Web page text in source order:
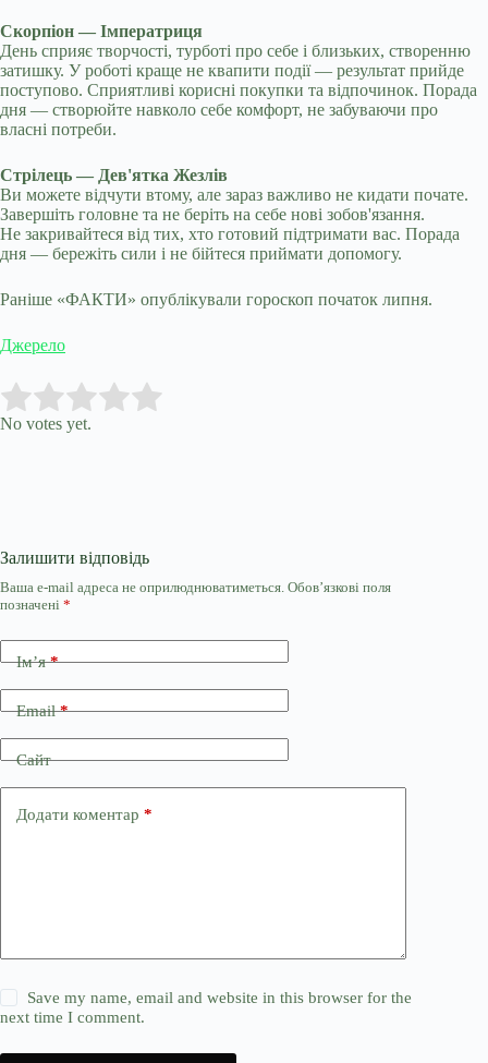
Скорпіон — Імператриця
День сприяє творчості, турботі про себе і близьких, створенню
затишку. У роботі краще не квапити події — результат прийде
поступово. Сприятливі корисні покупки та відпочинок. Порада
дня — створюйте навколо себе комфорт, не забуваючи про
власні потреби.
Стрілець — Дев'ятка Жезлів
Ви можете відчути втому, але зараз важливо не кидати почате.
Завершіть головне та не беріть на себе нові зобов'язання.
Не закривайтеся від тих, хто готовий підтримати вас. Порада
дня — бережіть сили і не бійтеся приймати допомогу.
Раніше «ФАКТИ» опублікували гороскоп початок липня.
Джерело
Rate this item:
No votes yet.
Залишити відповідь
Ваша e-mail адреса не оприлюднюватиметься. Обов’язкові поля
позначені *
Ім’я*
Email*
Сайт
Додати коментар *
Save my name, email and website in this browser for the
next time I comment.